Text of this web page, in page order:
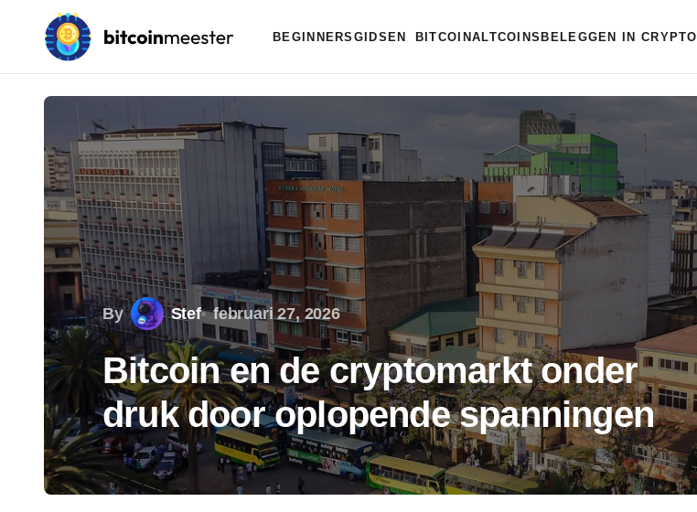
BEGINNERSGIDSEN BITCOIN ALTCOINS BELEGGEN IN CRYPTO
By Stef februari 27, 2026
Bitcoin en de cryptomarkt onder
druk door oplopende spanningen